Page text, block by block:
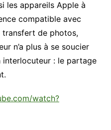
les appareils Apple à
compatible avec
de photos,
n’a plus à se soucier
interlocuteur : le partage
watch?